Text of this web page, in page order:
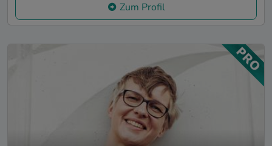
Zum Profil